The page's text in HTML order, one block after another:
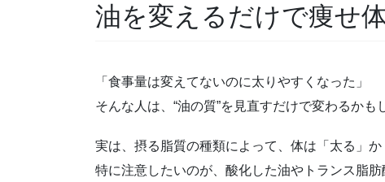
油を変えるだけで痩せ
「食事量は変えてないのに太りやすくなった」
そんな人は、“油の質”を見直すだけで変わるかも
実は、摂る脂質の種類によって、体は「太る」か
特に注意したいのが、酸化した油やトランス脂肪